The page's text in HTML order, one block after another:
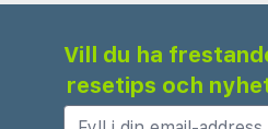
Vill du ha
resetips och